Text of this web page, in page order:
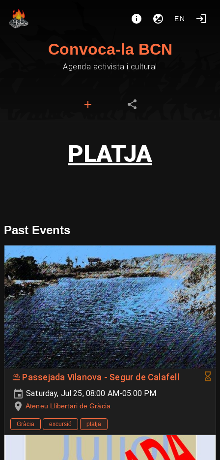
EN
Convoca-la BCN
Agenda activista i cultural
PLATJA
Past Events
⛱️​ Passejada Vilanova - Segur de Calafell
Saturday, Jul 25, 08:00 AM-05:00 PM
Ateneu Llibertari de Gràcia
Gràcia excursió platja